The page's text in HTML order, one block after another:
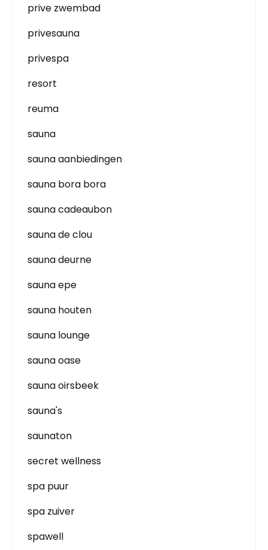
prive zwembad
privesauna
privespa
resort
reuma
sauna
sauna aanbiedingen
sauna bora bora
sauna cadeaubon
sauna de clou
sauna deurne
sauna epe
sauna houten
sauna lounge
sauna oase
sauna oirsbeek
sauna's
saunaton
secret wellness
spa puur
spa zuiver
spawell